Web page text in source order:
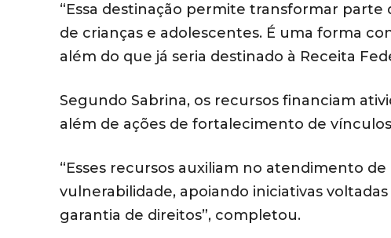
“Essa destinação permite transformar
de crianças e adolescentes. É uma forma
além do que já seria destinado à Receita
Segundo Sabrina, os recursos financiam
além de ações de fortalecimento de
“Esses recursos auxiliam no atendimento
vulnerabilidade, apoiando iniciativas
garantia de direitos”, completou.